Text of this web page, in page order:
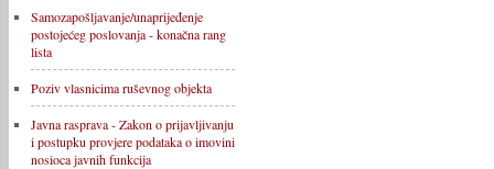
Samozapošljavanje/unaprijeđenje
postojećeg poslovanja - konačna rang
lista
Poziv vlasnicima ruševnog objekta
Javna rasprava - Zakon o prijavljivanju
i postupku provjere podataka o imovini
nosioca javnih funkcija